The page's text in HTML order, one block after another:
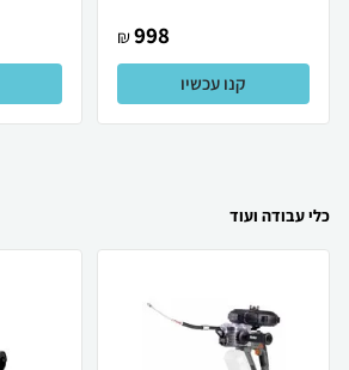
998
₪
קנו עכשיו
כלי עבודה ועוד